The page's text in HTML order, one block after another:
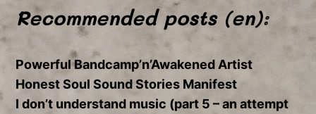
Recommended posts (en):
Powerful Bandcamp’n’Awakened Artist
Honest Soul Sound Stories Manifest
I don’t understand music (part 5 – an attempt